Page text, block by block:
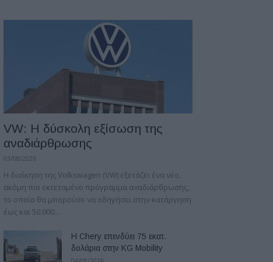
VW: Η δύσκολη εξίσωση της
αναδιάρθρωσης
03/08/2026
Η διοίκηση της Volkswagen (VW) εξετάζει ένα νέο,
ακόμη πιο εκτεταμένο πρόγραμμα αναδιάρθρωσης,
το οποίο θα μπορούσε να οδηγήσει στην κατάργηση
έως και 50.000...
Η Chery επενδύει 75 εκατ.
δολάρια στην KG Mobility